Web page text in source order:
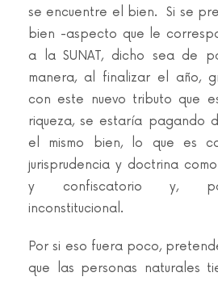
se encuentre el bien.
Si se
bien -aspecto que le
a la SUNAT, dicho sea de
manera, al finalizar el año,
con este nuevo tributo que
riqueza, se estaría pagando
el mismo bien, lo que es
jurisprudencia y doctrina
y confiscatorio y, por
inconstitucional.
Por si eso fuera poco,
que las personas naturales